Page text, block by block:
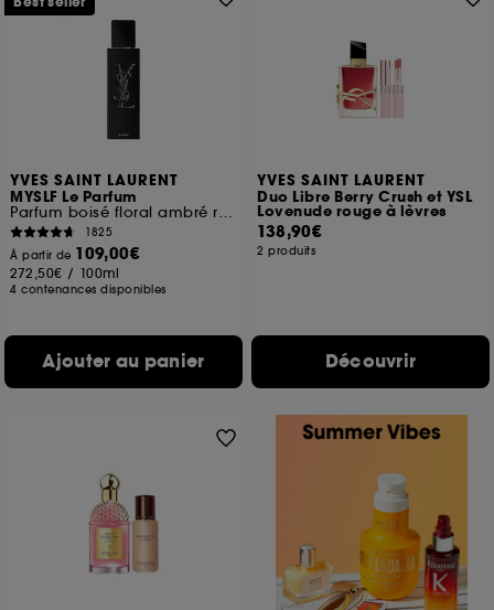
YVES SAINT LAURENT
MYSLF Le Parfum
Parfum boisé floral ambré rechargeable pour homme
1825
À partir de 109,00€
272,50€ / 100ml
4 contenances disponibles
Ajouter au panier
YVES SAINT LAURENT
Duo Libre Berry Crush et YSL
Lovenude rouge à lèvres
138,90€
2 produits
Découvrir